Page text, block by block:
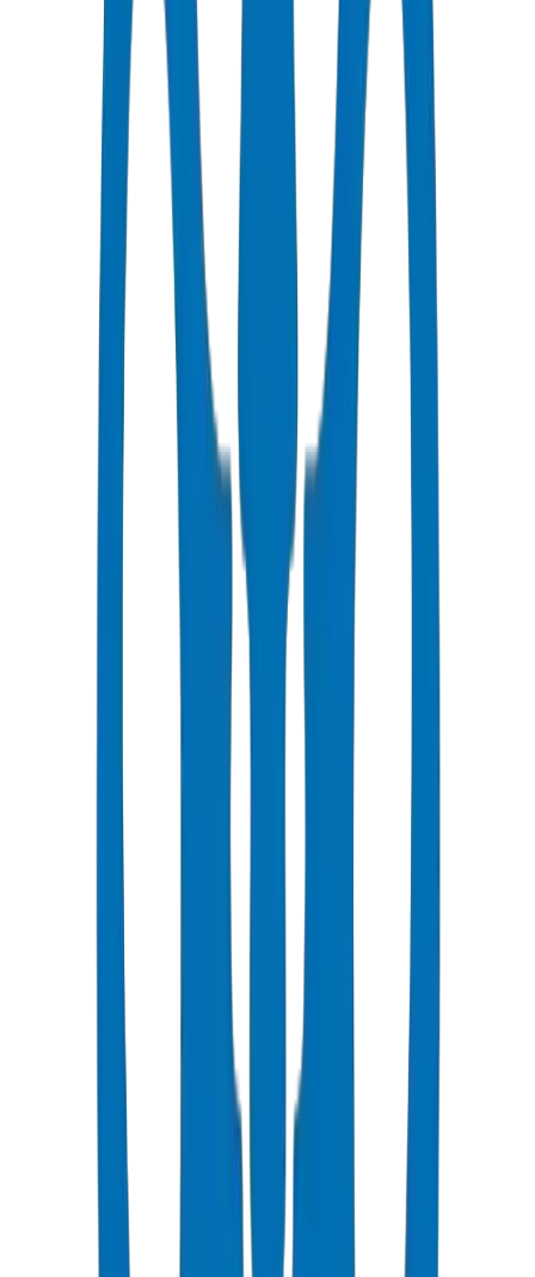
Le HDPE est optimal pour l'irrigation aux EAU car la qualité
PE100 offre une résistance à l'éclatement de 28,0 MPa selon ISO
4427, les longueurs en bobines jusqu'à 100 m+ réduisent le risque
de fuite aux joints, et les formulations stabilisées aux UV résistent à
la dégradation par le soleil du Golfe. Le HDPE de Crown est certifié
sous DM-HDPE-PE100-2024-001 avec une tolérance de paroi de
±0,3 mm. Crown a fourni 165 tonnes pour la zone industrielle de
KIZAD, Abou Dhabi — 28 000 ml de PE100 PN16.
Avantages clés : la flexibilité absorbe les mouvements du sol, la
résistance chimique convient à la fertigation et aux eaux usées
traitées, et la livraison en bobines longues réduit le nombre de joints.
Données de l'usine Crown HDPE : Les produits PE100 HDPE
Pipes / Fittings ont été testés à l'éclatement à 28,0 MPa selon ISO
4427 au laboratoire de contrôle qualité de Crown à Umm Al
Quwain. Tolérance d'épaisseur de paroi ±0,3 mm. Point de
ramollissement Vicat : 127°C avec un facteur de déclassement de
0,63 à une température ambiante du Golfe de 50°C — conservant
63 % de la pression nominale dans les conditions estivales de pointe.
Réf. de conformité de la municipalité de Dubaï : DM-HDPE-
Preuve de déploiement aux EAU : Crown a fourni 165 tonnes de
produits HDPE Pipes / Fittings pour la zone industrielle de KIZAD,
Abou Dhabi — 28 000 ml de conduites d'eau de process industriel
PE100 PN16. Vérifié à l'installation de Crown UAQ, Jul 2026.
pression = économies de matériaux.
Le PE80 est suffisant pour les systèmes d'irrigation goutte à goutte
Le PE100 est recommandé pour les lignes de distribution principales
et les applications à pression plus élevée.
PN6 (SDR 26) : Lignes latérales d'irrigation goutte à goutte basse
PN10 (SDR 17) : Lignes d'alimentation principales, refoulement de